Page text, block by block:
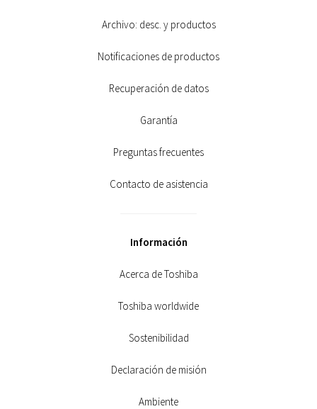
Archivo: desc. y productos
Notificaciones de productos
Recuperación de datos
Garantía
Preguntas frecuentes
Contacto de asistencia
Información
Acerca de Toshiba
Toshiba worldwide
Sostenibilidad
Declaración de misión
Ambiente